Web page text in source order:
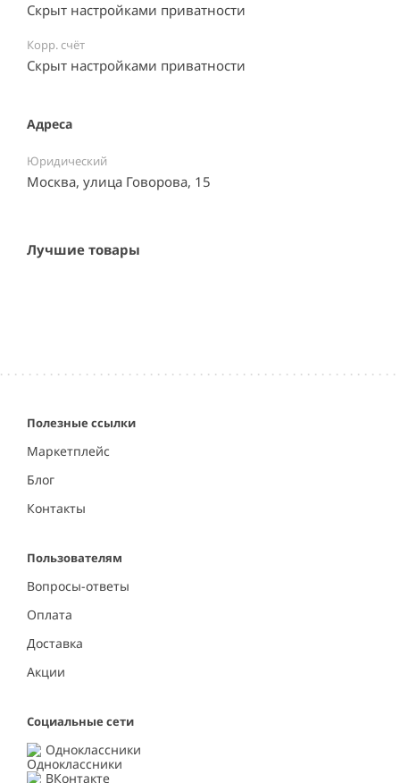
Скрыт настройками приватности
Корр. счёт
Скрыт настройками приватности
Адреса
Юридический
Москва, улица Говорова, 15
Лучшие товары
Полезные ссылки
Маркетплейс
Блог
Контакты
Пользователям
Вопросы-ответы
Оплата
Доставка
Акции
Социальные сети
Одноклассники
ВКонтакте